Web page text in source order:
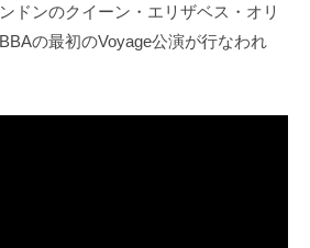
ドンのクイーン・エリザベス・オリ
の最初のVoyage公演が行なわれ